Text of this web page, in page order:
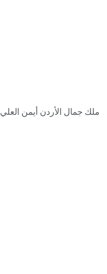
ملك جمال الأردن أيمن العلي